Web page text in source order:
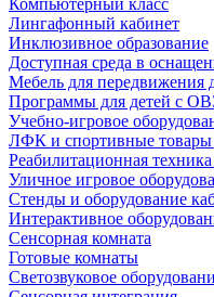
Компьютерный класс
Лингафонный кабинет
Инклюзивное образование
Доступная среда в
Мебель для передвижения
Программы для детей с
Учебно-игровое
ЛФК и спортивные товары
Реабилитационная
Уличное игровое
Стенды и оборудование
Интерактивное
Сенсорная комната
Готовые комнаты
Светозвуковое